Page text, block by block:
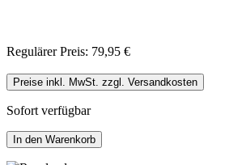
Regulärer Preis: 79,95 €
Preise inkl. MwSt. zzgl. Versandkosten
Sofort verfügbar
In den Warenkorb